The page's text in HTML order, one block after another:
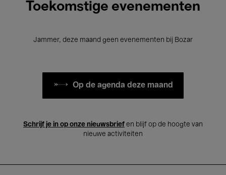
Toekomstige evenementen
Jammer, deze maand geen evenementen bij Bozar
Op de agenda deze maand
Schrijf je in op onze nieuwsbrief en blijf op de hoogte van
nieuwe activiteiten